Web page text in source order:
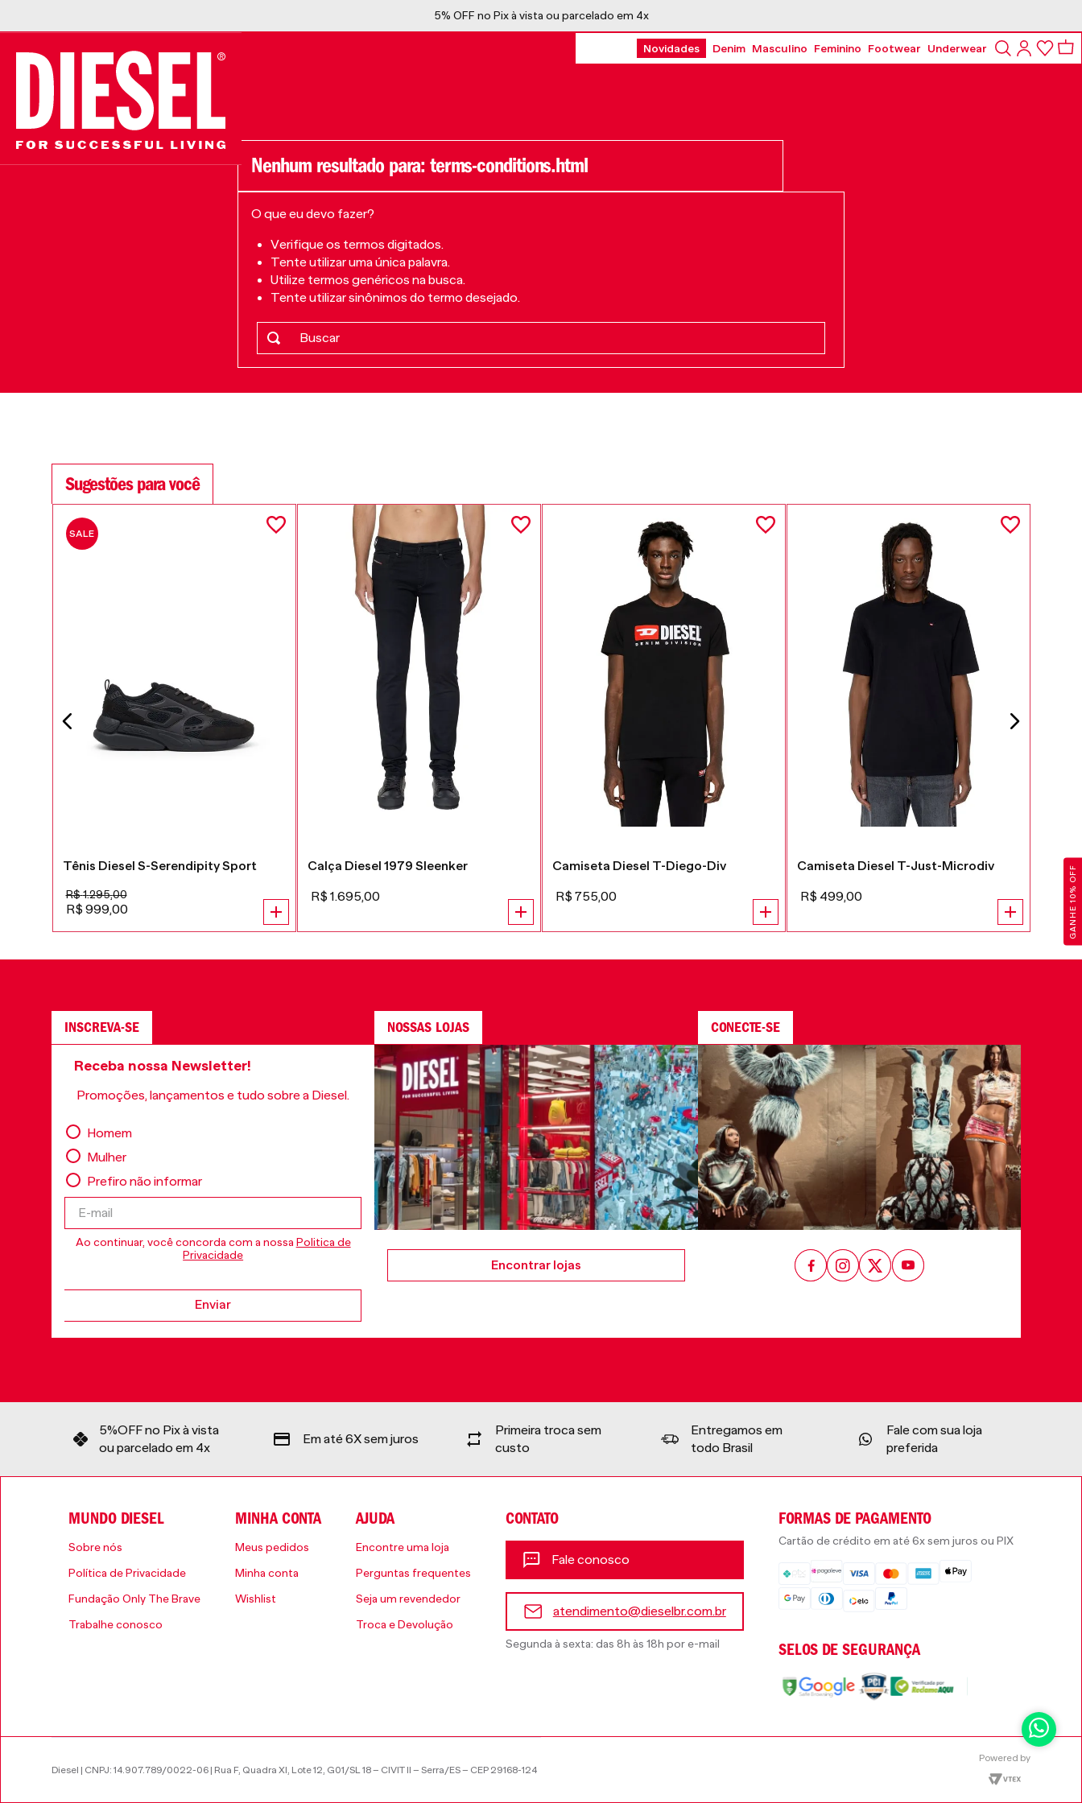
GANHE 10% OFF
5% OFF no Pix à vista ou parcelado em 4x
Novidades Denim Masculino Feminino Footwear Underwear
terms-conditions.html
O que eu devo fazer?
Verifique os termos digitados.
Tente utilizar uma única palavra.
Utilize termos genéricos na busca.
Tente utilizar sinônimos do termo desejado.
Buscar
Sugestões para você
SALE
Tênis Diesel S-Serendipity Sport
R$1.295,00
R$ 999,00
Calça Diesel 1979 Sleenker
R$ 1.695,00
Camiseta Diesel T-Diego-Div
R$ 755,00
Camiseta Diesel T-Just-Microdiv
R$ 499,00
INSCREVA-SE
Receba nossa Newsletter!
Promoções, lançamentos e tudo sobre a Diesel.
Homem
Mulher
Prefiro não informar
Ao continuar, você concorda com a nossa Politica de
Privacidade
Enviar
NOSSAS LOJAS
Encontrar lojas
CONECTE-SE
5%OFF no Pix à vista
ou parcelado em 4x
Em até 6X sem juros
Primeira troca sem
custo
Entregamos em
todo Brasil
Fale com sua loja
preferida
MUNDO DIESEL
Sobre nós
Política de Privacidade
Fundação Only The Brave
Trabalhe conosco
MINHA CONTA
Meus pedidos
Minha conta
Wishlist
AJUDA
Encontre uma loja
Perguntas frequentes
Seja um revendedor
Troca e Devolução
CONTATO
Fale conosco
atendimento@dieselbr.com.br
Segunda à sexta: das 8h às 18h por e-mail
FORMAS DE PAGAMENTO
Cartão de crédito em até 6x sem juros ou PIX
SELOS DE SEGURANÇA
Diesel | CNPJ: 14.907.789/0022-06 | Rua F, Quadra XI, Lote 12, G01/SL 18 – CIVIT II – Serra/ES – CEP 29168-124